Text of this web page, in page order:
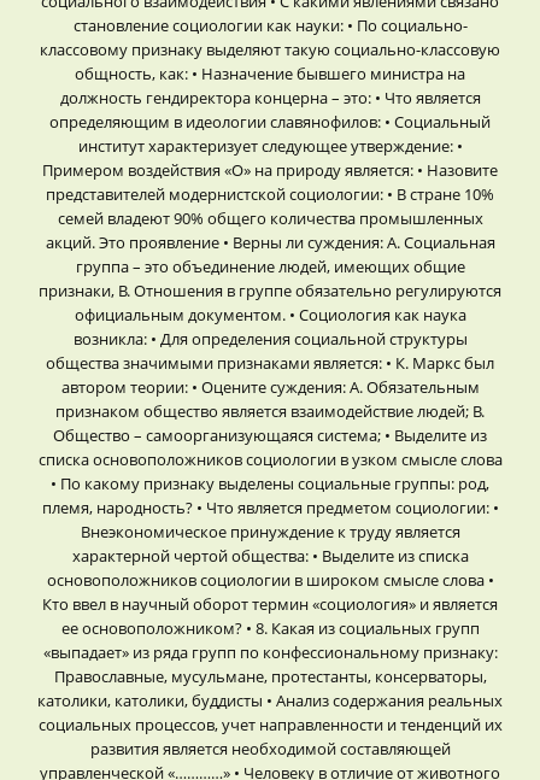
становление социологии как науки: • По социально-
классовому признаку выделяют такую социально-классовую
общность, как: • Назначение бывшего министра на
должность гендиректора концерна – это: • Что является
определяющим в идеологии славянофилов: • Социальный
институт характеризует следующее утверждение: •
Примером воздействия «О» на природу является: • Назовите
представителей модернистской социологии: • В стране 10%
семей владеют 90% общего количества промышленных
акций. Это проявление • Верны ли суждения: A. Социальная
группа – это объединение людей, имеющих общие
признаки, B. Отношения в группе обязательно регулируются
официальным документом. • Социология как наука
возникла: • Для определения социальной структуры
общества значимыми признаками является: • К. Маркс был
автором теории: • Оцените суждения: A. Обязательным
признаком общество является взаимодействие людей; B.
Общество – самоорганизующаяся система; • Выделите из
списка основоположников социологии в узком смысле слова
• По какому признаку выделены социальные группы: род,
племя, народность? • Что является предметом социологии: •
Внеэкономическое принуждение к труду является
характерной чертой общества: • Выделите из списка
основоположников социологии в широком смысле слова •
Кто ввел в научный оборот термин «социология» и является
ее основоположником? • 8. Какая из социальных групп
«выпадает» из ряда групп по конфессиональному признаку:
Православные, мусульмане, протестанты, консерваторы,
католики, католики, буддисты • Анализ содержания реальных
социальных процессов, учет направленности и тенденций их
развития является необходимой составляющей
управленческой «…………» • Человеку в отличие от животного